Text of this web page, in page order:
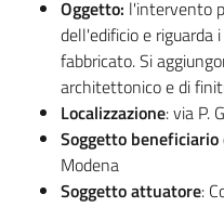
Oggetto: l'intervento
dell'edificio e riguarda
fabbricato. Si
architettonico e di
Localizzazione: via P.
Soggetto
Modena
Soggetto attuatore: